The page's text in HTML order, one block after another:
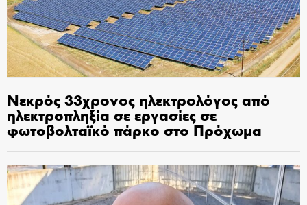
Νεκρός 33χρονος ηλεκτρολόγος από
ηλεκτροπληξία σε εργασίες σε
φωτοβολταϊκό πάρκο στο Πρόχωμα